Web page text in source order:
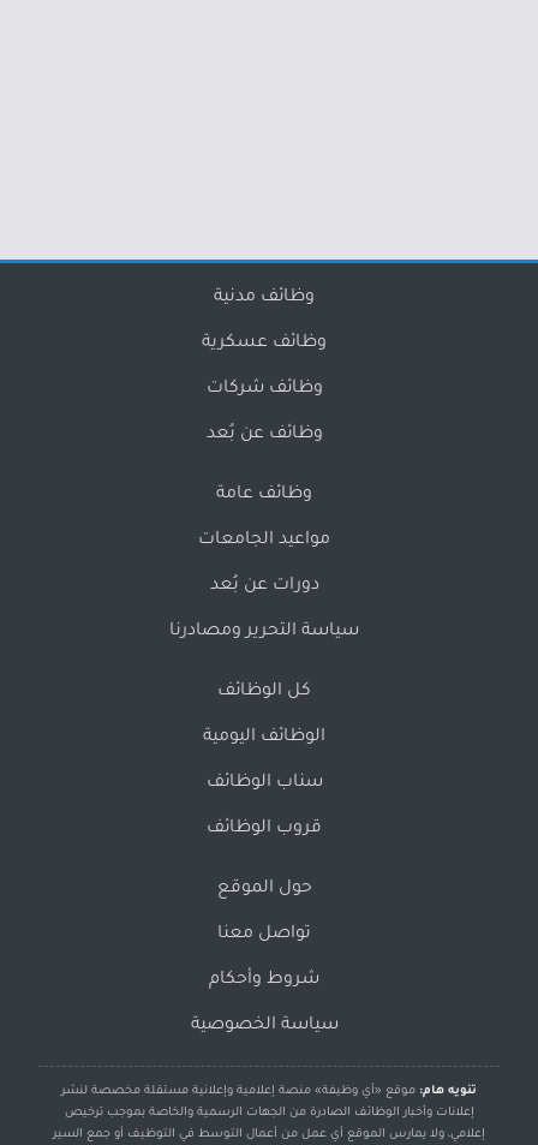
وظائف مدنية
وظائف عسكرية
وظائف شركات
وظائف عن بُعد
وظائف عامة
مواعيد الجامعات
دورات عن بُعد
سياسة التحرير ومصادرنا
كل الوظائف
الوظائف اليومية
سناب الوظائف
قروب الوظائف
حول الموقع
تواصل معنا
شروط وأحكام
سياسة الخصوصية
تنويه هام: موقع «أي وظيفة» منصة إعلامية وإعلانية مستقلة مخصصة لنشر
إعلانات وأخبار الوظائف الصادرة من الجهات الرسمية والخاصة بموجب ترخيص
إعلامي، ولا يمارس الموقع أي عمل من أعمال التوسط في التوظيف أو جمع السير